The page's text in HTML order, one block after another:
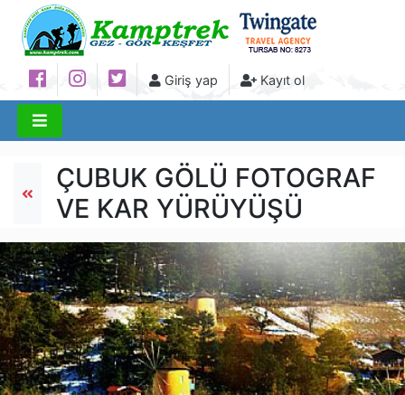
Giriş yap Kayıt ol
ÇUBUK GÖLÜ FOTOGRAF
VE KAR YÜRÜYÜŞÜ